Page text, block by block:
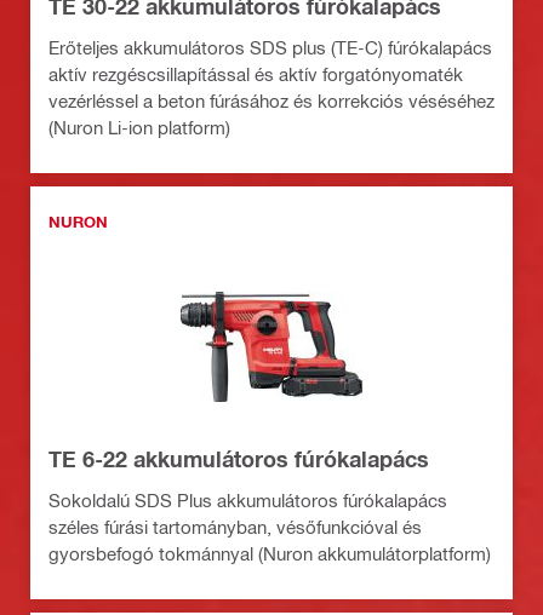
TE 30-22 akkumulátoros fúrókalapács
Erőteljes akkumulátoros SDS plus (TE-C) fúrókalapács
aktív rezgéscsillapítással és aktív forgatónyomaték
vezérléssel a beton fúrásához és korrekciós véséséhez
(Nuron Li-ion platform)
NURON
TE 6-22 akkumulátoros fúrókalapács
Sokoldalú SDS Plus akkumulátoros fúrókalapács
széles fúrási tartományban, vésőfunkcióval és
gyorsbefogó tokmánnyal (Nuron akkumulátorplatform)